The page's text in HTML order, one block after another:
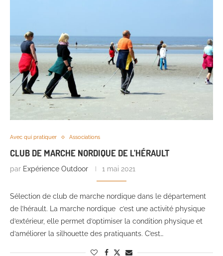
Avec qui pratiquer Associations
CLUB DE MARCHE NORDIQUE DE L’HÉRAULT
par Expérience Outdoor 1 mai 2021
Sélection de club de marche nordique dans le département
de l’hérault. La marche nordique c’est une activité physique
d’extérieur, elle permet d’optimiser la condition physique et
d’améliorer la silhouette des pratiquants. C’est…